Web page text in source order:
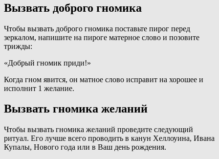
Вызвать доброго гномика
Чтобы вызвать доброго гномика поставьте пирог перед
зеркалом, напишите на пироге матерное слово и позовите
трижды:
«Добрый гномик приди!»
Когда гном явится, он матное слово исправит на хорошее и
исполнит 1 желание.
Вызвать гномика желаний
Чтобы вызвать гномика желаний проведите следующий
ритуал. Его лучше всего проводить в канун Хеллоуина, Ивана
Купалы, Нового года или в Ваш день рождения.